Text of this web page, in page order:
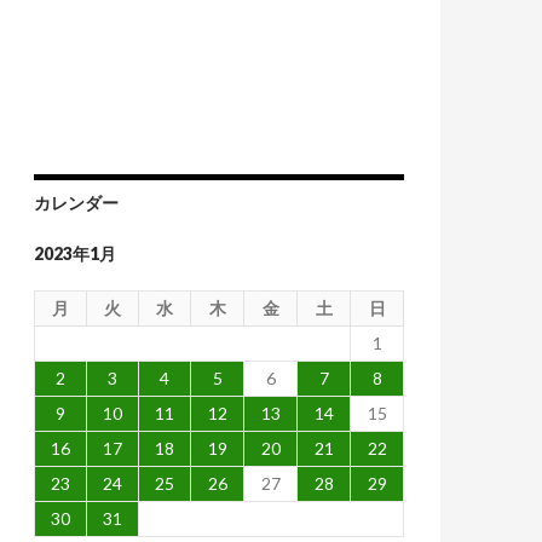
カレンダー
2023年1月
月 火 水 木 金 土
日
1
2
3 4 5 6 7
8
9
10 11 12 13 14
15
16
17 18 19 20 21
22
23
24 25 26 27 28
29
30
31